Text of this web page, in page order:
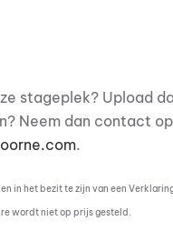
stageplek? Upload
Neem dan contact
.
in het bezit te zijn van een
wordt niet op prijs gesteld.